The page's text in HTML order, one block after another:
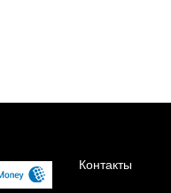
Контакты